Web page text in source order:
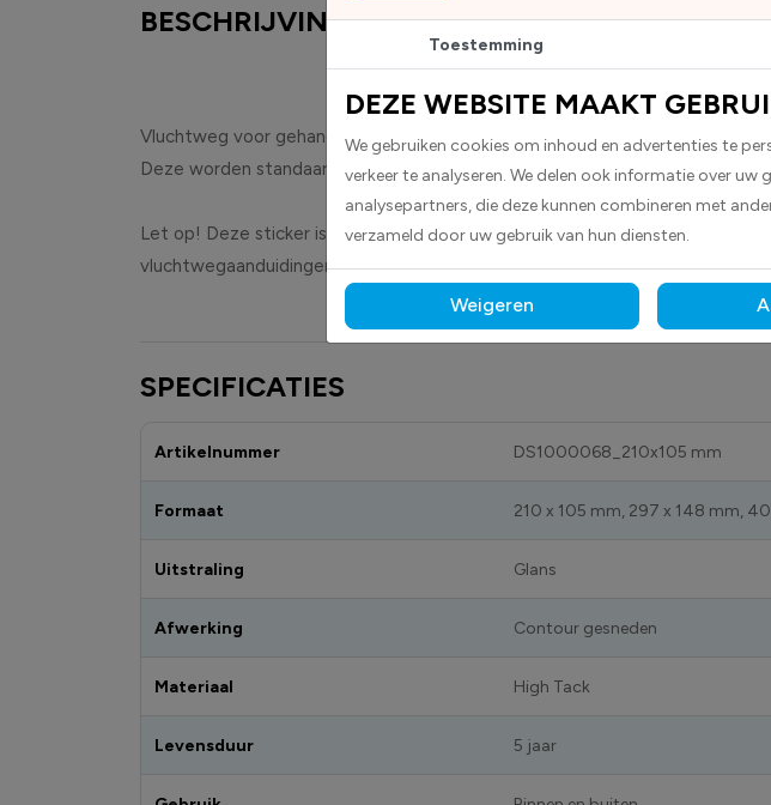
BESCHRIJVING
Vluchtweg voor gehandicapten links stickers worden geleverd als
Deze worden standaard geleverd in groen met daarin een wit pictogram.
Let op! Deze sticker is geheel volgens de norm NEN-EN-ISO-7010. Zorg
vluchtwegaanduidingen mogen vanwege de globalisatie niet meer gebruikt
SPECIFICATIES
Artikelnummer DS1000068_210x105 mm
Formaat 210 x 105 mm, 297 x 148 mm,
Uitstraling Glans
Afwerking Contour gesneden
Materiaal High Tack
Levensduur 5 jaar
Toestemming
DEZE WEBSITE MAAKT
We gebruiken cookies om inhoud en advertenties te
verkeer te analyseren. We delen ook informatie over
analysepartners, die deze kunnen combineren met
verzameld door uw gebruik van hun diensten.
Weigeren